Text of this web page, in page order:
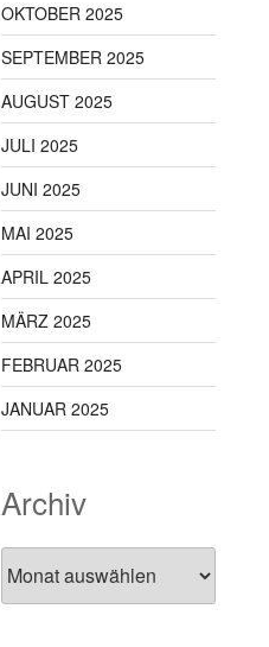
OKTOBER 2025
SEPTEMBER 2025
AUGUST 2025
JULI 2025
JUNI 2025
MAI 2025
APRIL 2025
MÄRZ 2025
FEBRUAR 2025
JANUAR 2025
Archiv